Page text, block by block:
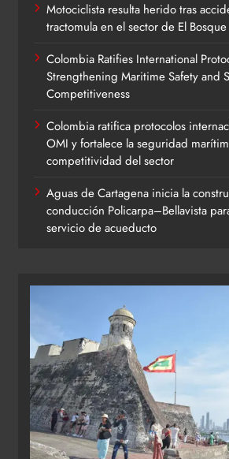
Motociclista resulta herido tras
tractomula en el sector de El Bosque
Colombia Ratifies International
Strengthening Maritime Safety and
Competitiveness
Colombia ratifica protocolos
OMI y fortalece la seguridad
competitividad del sector
Aguas de Cartagena inicia la
conducción Policarpa–Bellavista
servicio de acueducto